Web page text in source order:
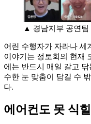
▲ 경남지부 공연팀
어린 수행자가 자라나 세
이야기는 정토회의 현재
에는 반드시 매일 갈고
수한 눈 맞춤이 담길 수
다.
에어컨도 못 식